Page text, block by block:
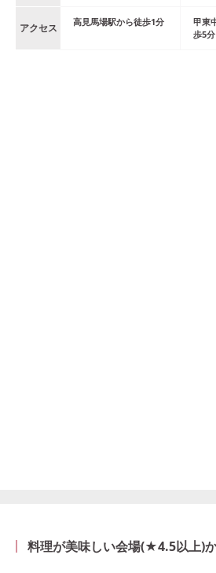
アクセス 高見馬場駅から徒歩1分 甲東
歩5分
料理が美味しい会場(★4.5以上)